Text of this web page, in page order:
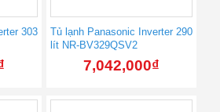
303
Tủ lạnh Panasonic Inverter 290
lít NR-BV329QSV2
7,042,000₫